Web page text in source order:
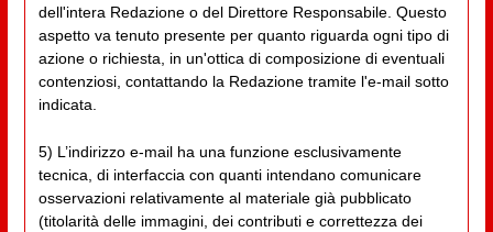
dell'intera Redazione o del Direttore Responsabile. Questo
aspetto va tenuto presente per quanto riguarda ogni tipo di
azione o richiesta, in un'ottica di composizione di eventuali
contenziosi, contattando la Redazione tramite l'e-mail sotto
indicata.
5) L’indirizzo e-mail ha una funzione esclusivamente
tecnica, di interfaccia con quanti intendano comunicare
osservazioni relativamente al materiale già pubblicato
(titolarità delle immagini, dei contributi e correttezza dei